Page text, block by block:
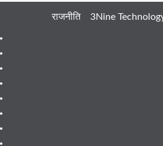
राजनीति 3Nine